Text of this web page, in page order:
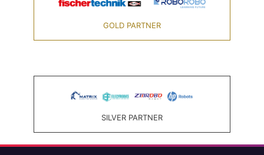
GOLD PARTNER
SILVER PARTNER